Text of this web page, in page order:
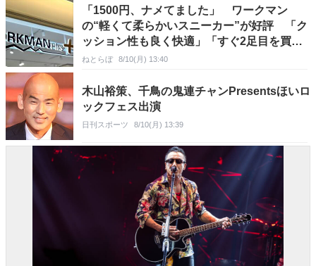
「1500円、ナメてました」 ワークマン
の“軽くて柔らかいスニーカー”が好評 「ク
ッション性も良く快適」「すぐ2足目を買い
ました」「見た目も安く見えない」
ねとらぼ 8/10(月) 13:40
木山裕策、千鳥の鬼連チャンPresentsほいロ
ックフェス出演
日刊スポーツ 8/10(月) 13:39